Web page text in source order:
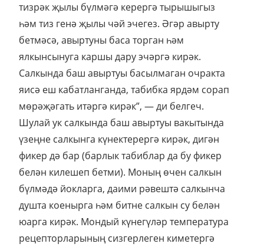
тизрәк җылы бүлмәгә керергә тырышыгыз
һәм тиз генә җылы чәй эчегез. Әгәр авырту
бетмәсә, авыртуны баса торган һәм
ялкынсынуга каршы дару эчәргә кирәк.
Салкында баш авыртуы басылмаган очракта
яисә еш кабатланганда, табибка ярдәм сорап
мөрәҗәгать итәргә кирәк”, — ди белгеч.
Шулай ук салкында баш авыртуы вакытында
үзеңне салкынга күнектерергә кирәк, дигән
фикер дә бар (барлык табиблар да бу фикер
белән килешеп бетми). Моның өчен салкын
бүлмәдә йокларга, даими рәвештә салкынча
душта коенырга һәм битне салкын су белән
юарга кирәк. Мондый күнегүләр температура
рецепторларының сизгерлеген киметергә